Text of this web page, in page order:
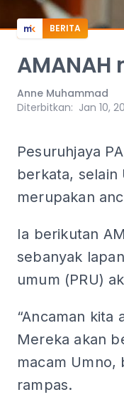
BERITA
AMANAH
Anne Muhammad
Diterbitkan: Jan 10,
Pesuruhjaya
berkata, selain
merupakan
Ia berikutan
sebanyak
umum (PRU)
“Ancaman kita
Mereka akan
macam Umno,
rampas.